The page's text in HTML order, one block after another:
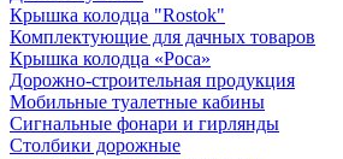
Крышка колодца "Rostok"
Комплектующие для дачных товаров
Крышка колодца «Роса»
Дорожно-строительная продукция
Мобильные туалетные кабины
Сигнальные фонари и гирлянды
Столбики дорожные